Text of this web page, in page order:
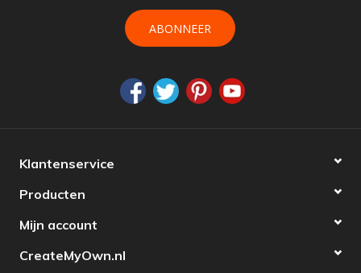
ABONNEER
Klantenservice
Producten
Mijn account
CreateMyOwn.nl